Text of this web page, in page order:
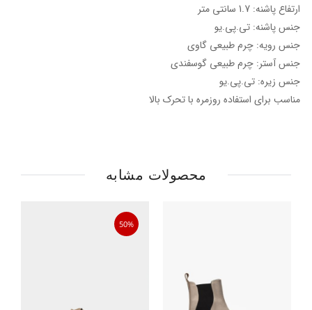
ارتفاع پاشنه: 1.7 سانتی متر
جنس پاشنه: تی.پی.یو
جنس رویه: چرم طبیعی گاوی
جنس آستر: چرم طبیعی گوسفندی
جنس زیره: تی.پی.یو
مناسب برای استفاده روزمره با تحرک بالا
محصولات مشابه
50%